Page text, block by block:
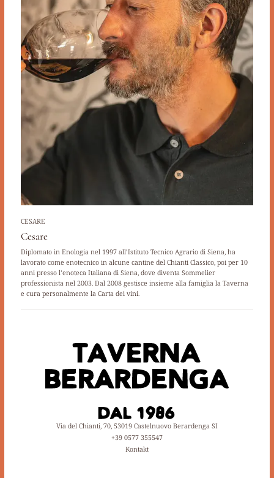
CESARE
Cesare
Diplomato in Enologia nel 1997 all’Istituto Tecnico Agrario di Siena, ha
lavorato come enotecnico in alcune cantine del Chianti Classico, poi per 10
anni presso l’enoteca Italiana di Siena, dove diventa Sommelier
professionista nel 2003. Dal 2008 gestisce insieme alla famiglia la Taverna
e cura personalmente la Carta dei vini.
Via del Chianti, 70, 53019 Castelnuovo Berardenga SI
+39 0577 355547
Kontakt